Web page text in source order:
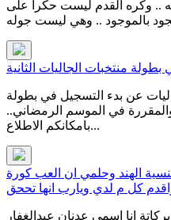
.. وكره القدم ليست حكرا على
منتخبات الجاليات الثانية
عن بدء التسجيل في بطولة
والمقررة في الموسم الرمضاني..
بامكانكم الاطلاع...
الهند وحلمي ان العب كورة
كل م لدي ويارب انها تححق
انا اسمي عدنان عبدالغفار